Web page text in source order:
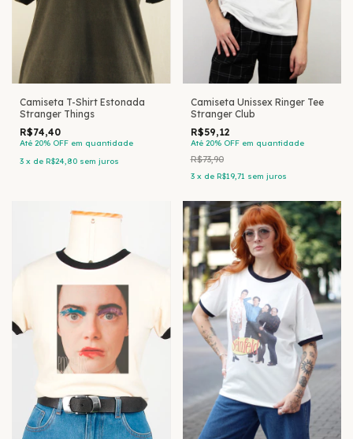
Camiseta T-Shirt Estonada
Stranger Things
R$74,40
Até 20% OFF em quantidade
3 x de R$24,80 sem juros
Camiseta Unissex Ringer Tee
Stranger Club
R$59,12
Até 20% OFF em quantidade
R$73,90
3 x de R$19,71 sem juros